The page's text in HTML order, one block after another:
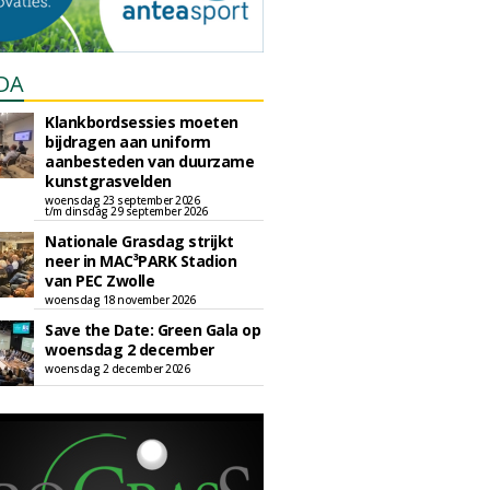
Klankbordsessies moeten
bijdragen aan uniform
aanbesteden van duurzame
kunstgrasvelden
woensdag 23 september 2026
t/m dinsdag 29 september 2026
Nationale Grasdag strijkt
neer in MAC³PARK Stadion
van PEC Zwolle
woensdag 18 november 2026
Save the Date: Green Gala op
woensdag 2 december
woensdag 2 december 2026